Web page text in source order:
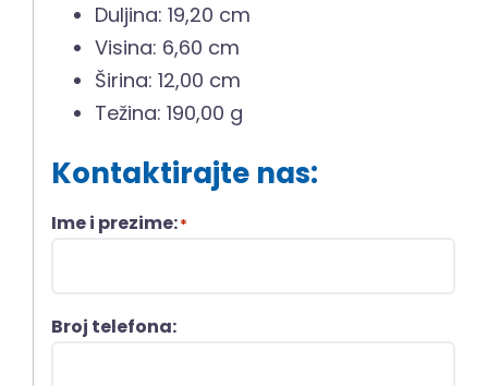
Duljina: 19,20 cm
Visina: 6,60 cm
Širina: 12,00 cm
Težina: 190,00 g
Kontaktirajte nas:
Ime i prezime:*
Broj telefona: